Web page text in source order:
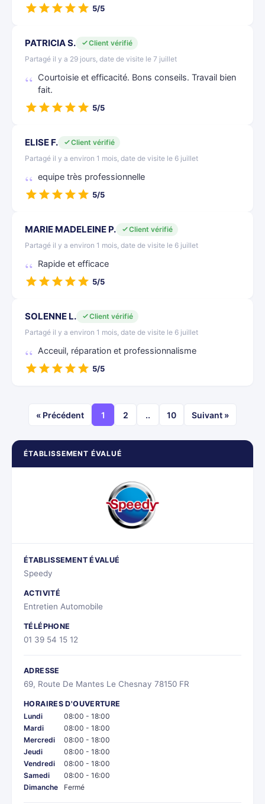
ÉTABLISSEMENT ÉVALUÉ
ÉTABLISSEMENT ÉVALUÉ
Speedy
ACTIVITÉ
Entretien Automobile
TÉLÉPHONE
01 39 54 15 12
ADRESSE
69, Route De Mantes Le Chesnay 78150 FR
HORAIRES D'OUVERTURE
Lundi
08:00 - 18:00
Mardi
08:00 - 18:00
Mercredi
08:00 - 18:00
Jeudi
08:00 - 18:00
Vendredi
08:00 - 18:00
Samedi
08:00 - 16:00
Dimanche
Fermé
5/5
PATRICIA S.
Client vérifié
Partagé il y a 29 jours, date de visite le 7 juillet
Courtoisie et efficacité. Bons conseils. Travail bien
fait.
5/5
ELISE F.
Client vérifié
Partagé il y a environ 1 mois, date de visite le 6 juillet
equipe très professionnelle
5/5
MARIE MADELEINE P.
Client vérifié
Partagé il y a environ 1 mois, date de visite le 6 juillet
Rapide et efficace
5/5
SOLENNE L.
Client vérifié
Partagé il y a environ 1 mois, date de visite le 6 juillet
Acceuil, réparation et professionnalisme
5/5
« Précédent 1 2 .. 10 Suivant »